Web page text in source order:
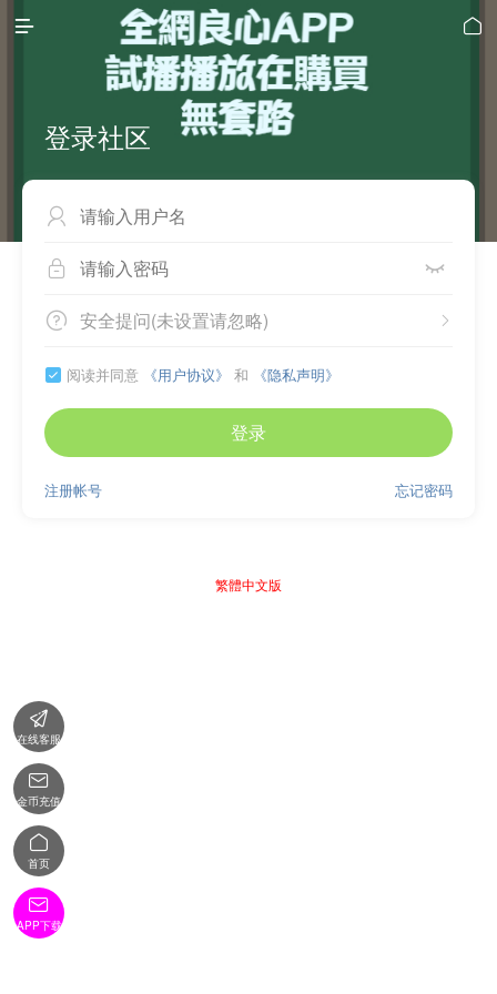
 
登录社区

 
 
安全提问(未设置请忽略)
 阅读并同意 《用户协议》 和 《隐私声明》
登录
忘记密码
注册帐号
繁體中文版

在线客服

金币充值

首页

APP下载